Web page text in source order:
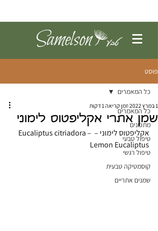
פוסט
כל המאמרים
מתכונים
טיפול טבעי
טיפול רגשי
קוסמטיקה טבעית
שמנים אתריים
כל המאמרים
שמן אתרי אקליפטוס לימוני
1 במרץ 2022 זמן קריאה 1 דקות
אקליפטוס לימוני – Eucaliptus citriadora –
Lemon Eucaliptus